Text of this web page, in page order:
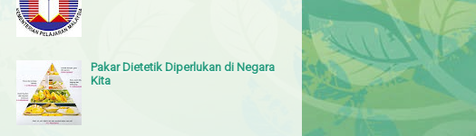
Pakar Dietetik Diperlukan di Negara
Kita